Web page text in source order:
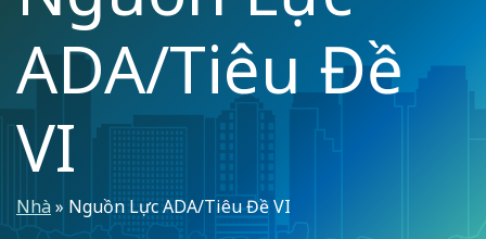
ADA/Tiêu Đề
VI
Breadcrumb
Nhà Nguồn Lực ADA/Tiêu Đề VI